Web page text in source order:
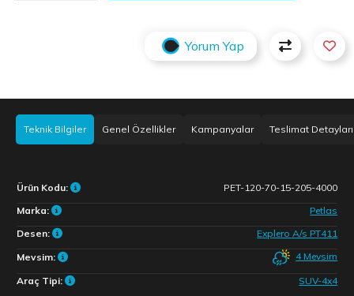
Yorum Yap
Teknik Bilgiler Genel Özellikler Kampanyalar Teslimat Detayları
Ürün Kodu:
PET-120-70-15-205-4000
Marka:
Petlas
Desen:
Explero A/s PT411
Mevsim:
4 Mevsim
Araç Tipi: SUV-4x4